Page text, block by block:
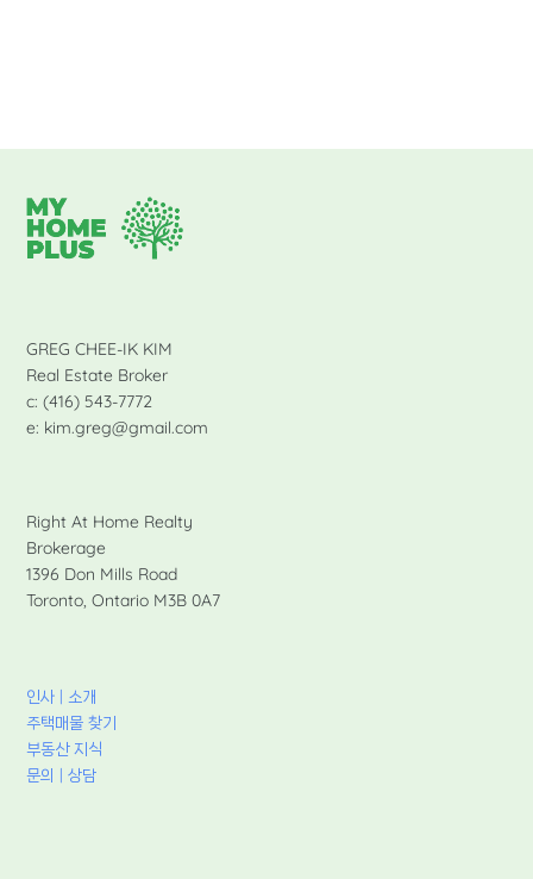
GREG CHEE-IK KIM
Real Estate Broker
c: (416) 543-7772
e: kim.greg@gmail.com
Right At Home Realty
Brokerage
1396 Don Mills Road
Toronto, Ontario M3B 0A7
인사 | 소개
주택매물 찾기
부동산 지식
문의 | 상담